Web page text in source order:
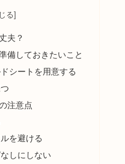
夫？
備しておきたいこと
シートを用意する
注意点
を避ける
しにしない